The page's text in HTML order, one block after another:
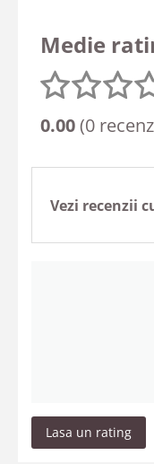
Medie
0.00(0
Vezi recenzii
Lasa un rating